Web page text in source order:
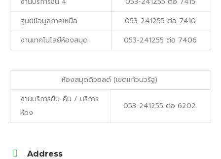
ศูนย์ข้อมูลภาคเหนือ
053-241255 ต่อ 7410
งานเทคโนโลยีห้องสมุด
053-241255 ต่อ 7406
ห้องสมุดดิวอลด์ (เขตแก้วนวรัฐ)
งานบริการยืม-คืน / บริการ
ห้อง
053-241255 ต่อ 6202
Address